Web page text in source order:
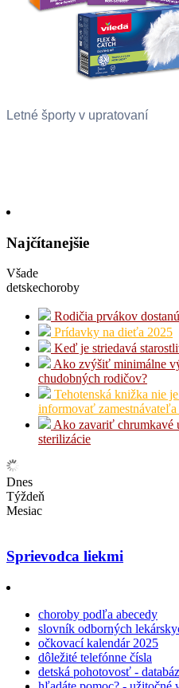
Letné športy v upratovaní
Najčítanejšie
Všade
detskechoroby
Rodičia prvákov
Prídavky na dieťa 2025
Keď je striedavá
Ako zvýšiť minimálne
chudobných rodičov?
Tehotenská knižka nie
informovať zamestnávateľa
Ako zavariť chrumkavé
sterilizácie
Dnes
Týždeň
Mesiac
Sprievodca liekmi
choroby podľa abecedy
slovník odborných
očkovací kalendár 2025
dôležité telefónne čísla
detská pohotovosť -